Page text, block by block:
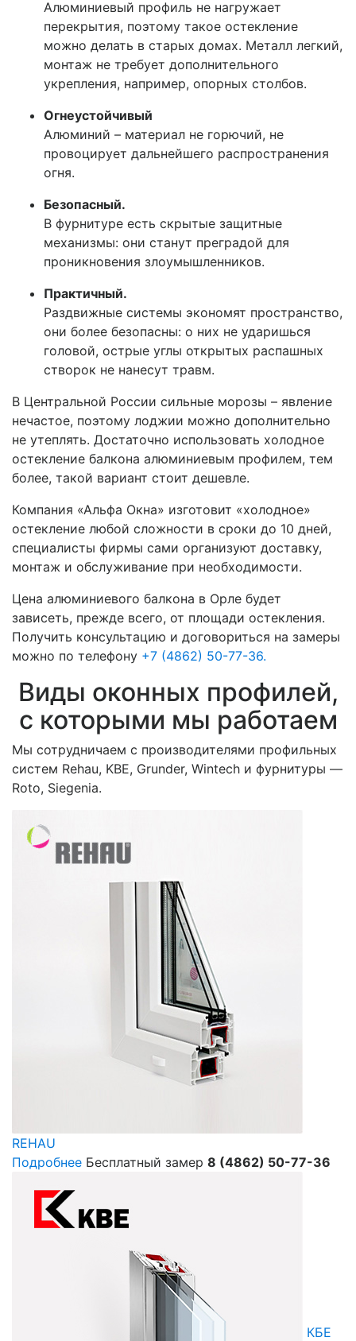
Алюминиевый профиль не нагружает
перекрытия, поэтому такое остекление
можно делать в старых домах. Металл легкий,
монтаж не требует дополнительного
укрепления, например, опорных столбов.
Огнеустойчивый
Алюминий – материал не горючий, не
провоцирует дальнейшего распространения
огня.
Безопасный.
В фурнитуре есть скрытые защитные
механизмы: они станут преградой для
проникновения злоумышленников.
Практичный.
Раздвижные системы экономят пространство,
они более безопасны: о них не ударишься
головой, острые углы открытых распашных
створок не нанесут травм.
В Центральной России сильные морозы – явление
нечастое, поэтому лоджии можно дополнительно
не утеплять. Достаточно использовать холодное
остекление балкона алюминиевым профилем, тем
более, такой вариант стоит дешевле.
Компания «Альфа Окна» изготовит «холодное»
остекление любой сложности в сроки до 10 дней,
специалисты фирмы сами организуют доставку,
монтаж и обслуживание при необходимости.
Цена алюминиевого балкона в Орле будет
зависеть, прежде всего, от площади остекления.
Получить консультацию и договориться на замеры
можно по телефону +7 (4862) 50-77-36.
Виды оконных профилей,
с которыми мы работаем
Мы сотрудничаем с производителями профильных
систем Rehau, KBE, Grunder, Wintech и фурнитуры —
Roto, Siegenia.
REHAU
Подробнее Бесплатный замер 8 (4862) 50-77-36
КБЕ